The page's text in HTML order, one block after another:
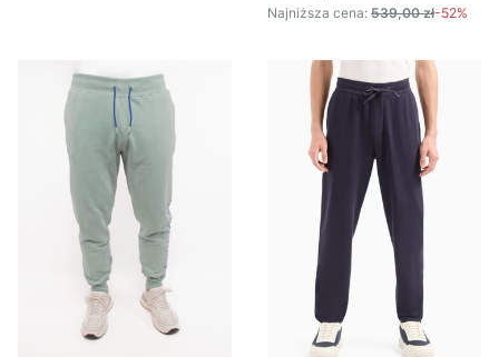
Najniższa cena: 539,00 zł-52%